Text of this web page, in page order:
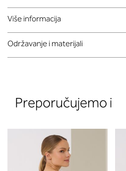
Više informacija
Održavanje i materijali
Preporučujemo i